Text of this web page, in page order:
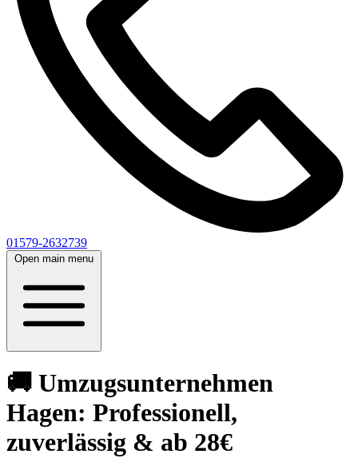
01579-2632739
Open main menu
🚚 Umzugsunternehmen
Hagen: Professionell,
zuverlässig & ab 28€